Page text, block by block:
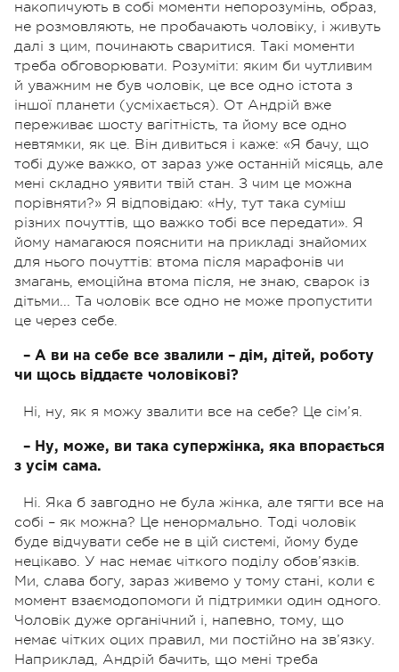
накопичують в собі моменти непорозумінь, образ,
не розмовляють, не пробачають чоловіку, і живуть
далі з цим, починають сваритися. Такі моменти
треба обговорювати. Розуміти: яким би чутливим
й уважним не був чоловік, це все одно істота з
іншої планети (усміхається). От Андрій вже
переживає шосту вагітність, та йому все одно
невтямки, як це. Він дивиться і каже: «Я бачу, що
тобі дуже важко, от зараз уже останній місяць, але
мені складно уявити твій стан. З чим це можна
порівняти?» Я відповідаю: «Ну, тут така суміш
різних почуттів, що важко тобі все передати». Я
йому намагаюся пояснити на прикладі знайомих
для нього почуттів: втома після марафонів чи
змагань, емоційна втома після, не знаю, сварок із
дітьми... Та чоловік все одно не може пропустити
це через себе.
– А ви на себе все звалили – дім, дітей, роботу
чи щось віддаєте чоловікові?
Ні, ну, як я можу звалити все на себе? Це сім’я.
– Ну, може, ви така супержінка, яка впорається
з усім сама.
Ні. Яка б завгодно не була жінка, але тягти все на
собі – як можна? Це ненормально. Тоді чоловік
буде відчувати себе не в цій системі, йому буде
нецікаво. У нас немає чіткого поділу обов’язків.
Ми, слава богу, зараз живемо у тому стані, коли є
момент взаємодопомоги й підтримки один одного.
Чоловік дуже органічний і, напевно, тому, що
немає чітких оцих правил, ми постійно на зв’язку.
Наприклад, Андрій бачить, що мені треба